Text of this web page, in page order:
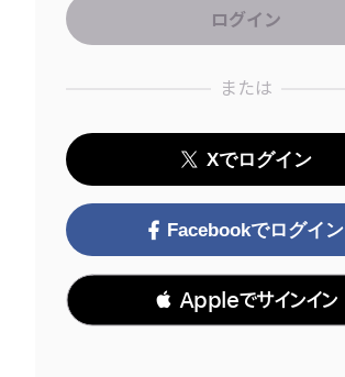
または
Xでログイン
Facebookでログイン
 Appleでサインイン